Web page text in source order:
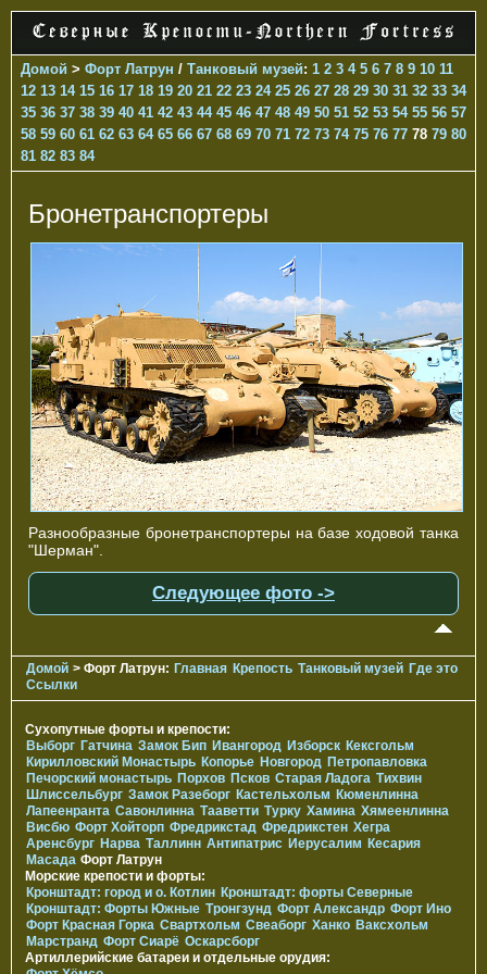
Домой > Форт Латрун / Танковый музей: 1 2 3 4 5 6 7 8 9 10 11
12 13 14 15 16 17 18 19 20 21 22 23 24 25 26 27 28 29 30 31 32 33 34
35 36 37 38 39 40 41 42 43 44 45 46 47 48 49 50 51 52 53 54 55 56 57
58 59 60 61 62 63 64 65 66 67 68 69 70 71 72 73 74 75 76 77 78 79 80
81 82 83 84
Бронетранспортеры
Разнообразные бронетранспортеры на базе ходовой танка
"Шерман".
Следующее фото ->
Домой > Форт Латрун: Главная Крепость Танковый музей Где это
Ссылки
Сухопутные форты и крепости:
Выборг Гатчина Замок Бип Ивангород Изборск Кексгольм
Кирилловский Монастырь Копорье Новгород Петропавловка
Печорcкий монастырь Порхов Псков Старая Ладога Тихвин
Шлиссельбург Замок Разеборг Кастельхольм Кюменлинна
Лапеенранта Савонлинна Тааветти Турку Хамина Хямеенлинна
Висбю Форт Хойторп Фредрикстад Фредрикстен Хегра
Аренсбург Нарва Таллинн Антипатрис Иерусалим Кесария
Масада Форт Латрун
Морские крепости и форты:
Кронштадт: город и о. Котлин Кронштадт: форты Северные
Кронштадт: Форты Южные Тронгзунд Форт Александр Форт Ино
Форт Красная Горка Свартхольм Свеаборг Ханко Ваксхольм
Марстранд Форт Сиарё Оскарсборг
Артиллерийские батареи и отдельные орудия: